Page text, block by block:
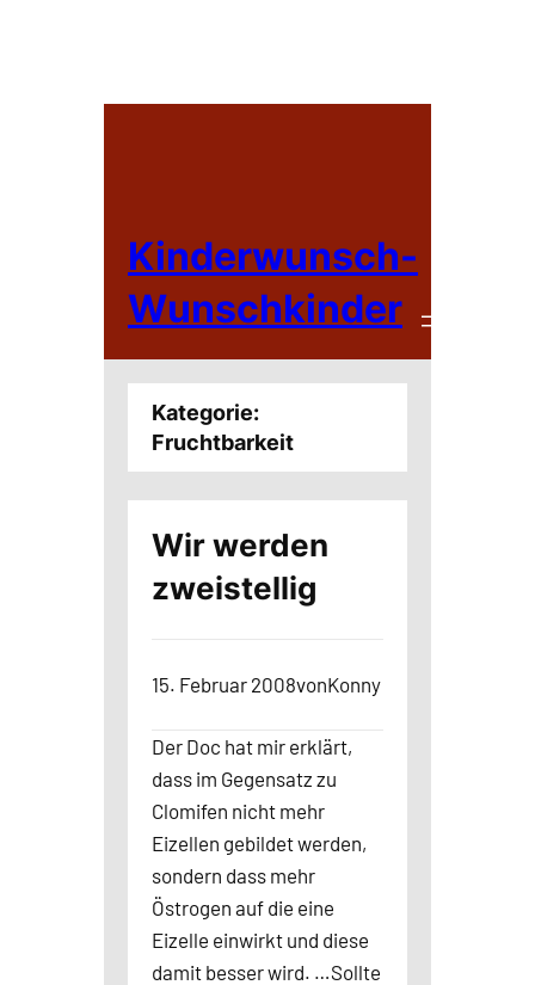
Kinderwunsch-
Wunschkinder
Kategorie:
Fruchtbarkeit
Wir werden
zweistellig
15. Februar 2008vonKonny
Der Doc hat mir erklärt,
dass im Gegensatz zu
Clomifen nicht mehr
Eizellen gebildet werden,
sondern dass mehr
Östrogen auf die eine
Eizelle einwirkt und diese
damit besser wird. …Sollte